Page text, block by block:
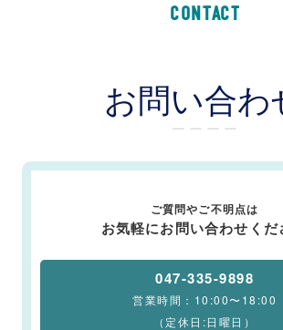
CONTACT
お問い合わ
ー ー ー ー
ご質問やご不明点は
お気軽にお問い合わせくだ
047-335-9898
営業時間：10:00〜18:00
（定休日:日曜日）